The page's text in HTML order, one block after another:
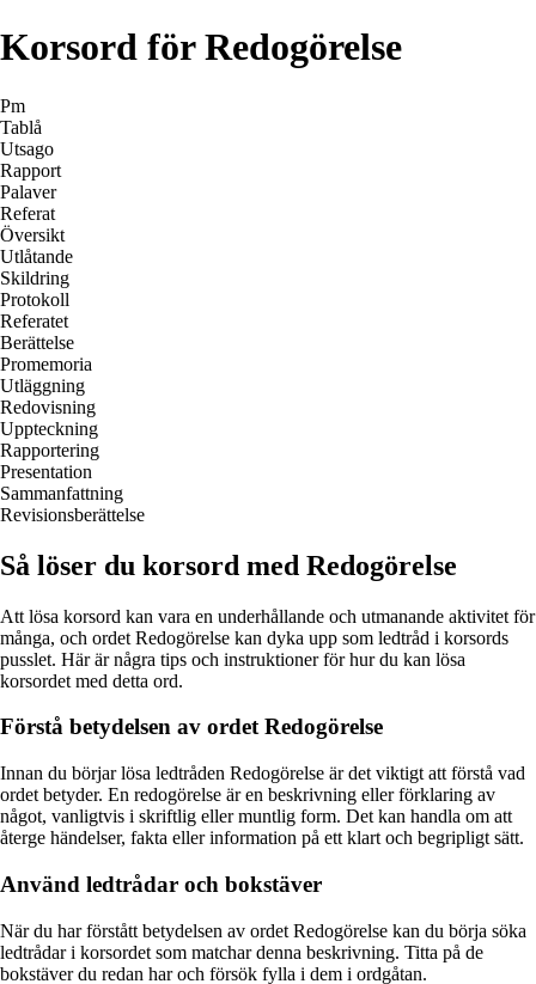
Korsord för Redogörelse
Pm
Tablå
Utsago
Rapport
Palaver
Referat
Översikt
Utlåtande
Skildring
Protokoll
Referatet
Berättelse
Promemoria
Utläggning
Redovisning
Uppteckning
Rapportering
Presentation
Sammanfattning
Revisionsberättelse
Så löser du korsord med Redogörelse
Att lösa korsord kan vara en underhållande och utmanande aktivitet för
många, och ordet Redogörelse kan dyka upp som ledtråd i korsords
pusslet. Här är några tips och instruktioner för hur du kan lösa
korsordet med detta ord.
Förstå betydelsen av ordet Redogörelse
Innan du börjar lösa ledtråden Redogörelse är det viktigt att förstå vad
ordet betyder. En redogörelse är en beskrivning eller förklaring av
något, vanligtvis i skriftlig eller muntlig form. Det kan handla om att
återge händelser, fakta eller information på ett klart och begripligt sätt.
Använd ledtrådar och bokstäver
När du har förstått betydelsen av ordet Redogörelse kan du börja söka
ledtrådar i korsordet som matchar denna beskrivning. Titta på de
bokstäver du redan har och försök fylla i dem i ordgåtan.